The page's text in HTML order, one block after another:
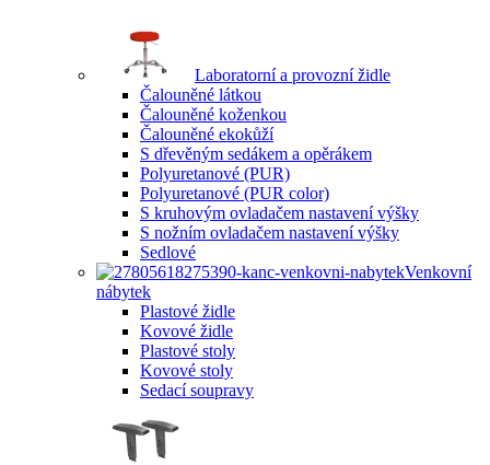
Laboratorní a provozní židle
Čalouněné látkou
Čalouněné koženkou
Čalouněné ekokůží
S dřevěným sedákem a opěrákem
Polyuretanové (PUR)
Polyuretanové (PUR color)
S kruhovým ovladačem nastavení výšky
S nožním ovladačem nastavení výšky
Sedlové
Venkovní
nábytek
Plastové židle
Kovové židle
Plastové stoly
Kovové stoly
Sedací soupravy